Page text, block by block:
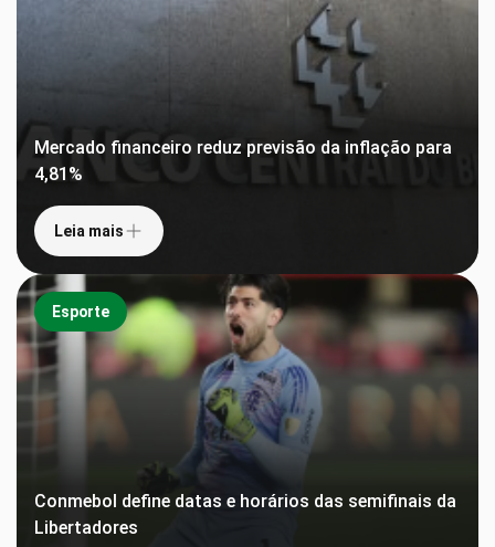
Mercado financeiro reduz previsão da inflação para
4,81%
Leia mais
Esporte
Conmebol define datas e horários das semifinais da
Libertadores